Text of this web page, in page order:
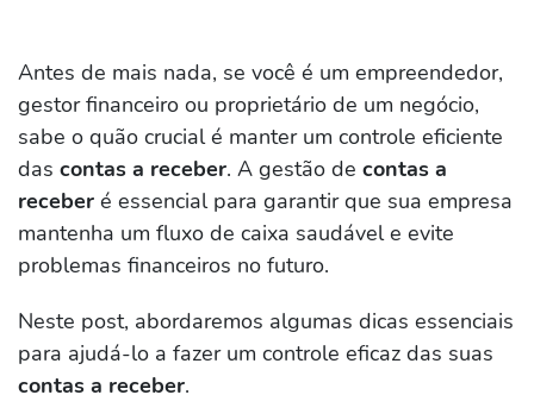
Antes de mais nada, se você é um empreendedor,
gestor financeiro ou proprietário de um negócio,
sabe o quão crucial é manter um controle eficiente
das contas a receber. A gestão de contas a
receber é essencial para garantir que sua empresa
mantenha um fluxo de caixa saudável e evite
problemas financeiros no futuro.
Neste post, abordaremos algumas dicas essenciais
para ajudá-lo a fazer um controle eficaz das suas
contas a receber.